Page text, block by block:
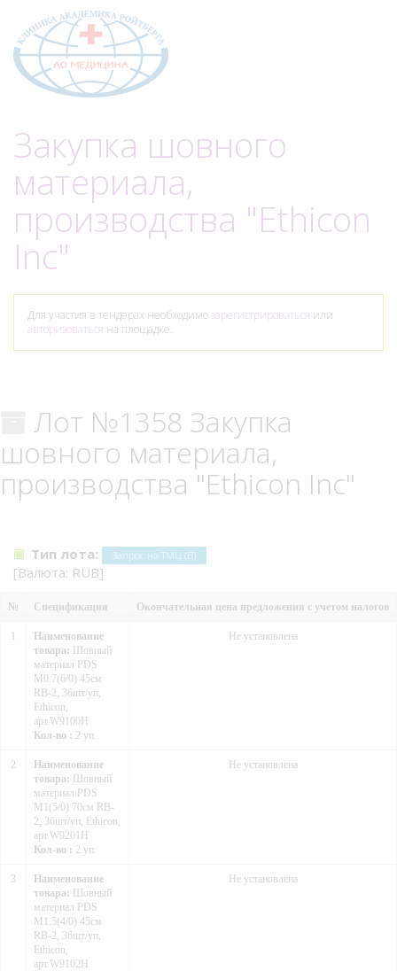
Закупка шовного
материала,
производства "Ethicon
Inc"
Для участия в тендерах необходимо зарегистрироваться или
авторизоваться на площадке.
Лот №1358 Закупка
шовного материала,
производства "Ethicon Inc"
Тип лота: Запрос на ТМЦ (В)
[Валюта: RUB]
№ Спецификация Окончательная цена предложения с учетом налогов
Наименование
товара: Шовный
материал PDS
М0.7(6/0) 45см
RB-2, 36шт/уп,
Ethicon,
арт.W9100H
Кол-во : 2 уп.
Не установлена
2
Наименование
товара: Шовный
материал PDS
М1(5/0) 70см RB-
2, 36шт/уп, Ethicon,
арт.W9201H
Кол-во : 2 уп.
Не установлена
3
Наименование
товара: Шовный
материал PDS
М1.5(4/0) 45см
RB-2, 36шт/уп,
Ethicon,
арт.W9102H
Не установлена